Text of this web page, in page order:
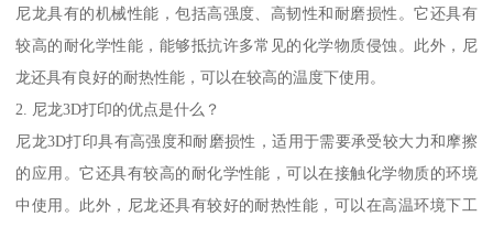
尼龙具有的机械性能，包括高强度、高韧性和耐磨损性。它还具有
较高的耐化学性能，能够抵抗许多常见的化学物质侵蚀。此外，尼
龙还具有良好的耐热性能，可以在较高的温度下使用。
2. 尼龙3D打印的优点是什么？
尼龙3D打印具有高强度和耐磨损性，适用于需要承受较大力和摩擦
的应用。它还具有较高的耐化学性能，可以在接触化学物质的环境
中使用。此外，尼龙还具有较好的耐热性能，可以在高温环境下工